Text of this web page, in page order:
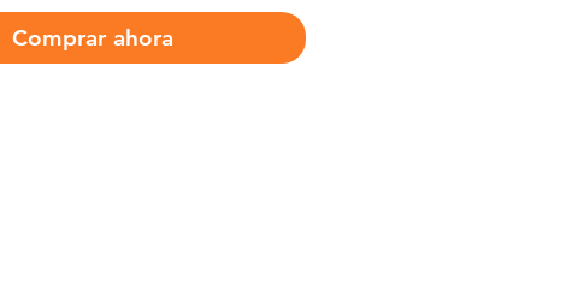
Comprar ahora